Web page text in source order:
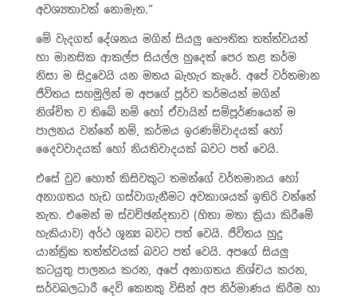
අවශ්‍යතාවක් නොමැත.”
මේ වැදගත් දේශනය මගින් සියලු භෞතික තත්ත්වයන්
හා මානසික ආකල්ප සියල්ල හුදෙක් පෙර කළ කර්ම
නිසා ම සිදුවෙයි යන මතය බැහැර කැරේ. අපේ වර්තමාන
ජීවිතය සහමුලින් ම අපගේ පූර්ව කර්මයන් මගින්
නිශ්චිත ව තිබේ නම් හෝ ඒවායින් සම්පූර්ණයෙන් ම
පාලනය වන්නේ නම්, කර්මය ඉරණම්වාදයක් හෝ
දෛවවාදයක් හෝ නියතිවාදයක් බවට පත් වෙයි.
එසේ වුව හොත් කිසිවකුට තමන්ගේ වර්තමානය හෝ
අනාගතය හැඩ ගස්වාගැනීමට අවකාශයක් ඉතිරි වන්නේ
නැත. එමෙන් ම ස්වච්ඡන්දතාව (හිතා මතා ක්‍රියා කිරීමේ
හැකියාව) අර්ථ ශූන්‍ය බවට පත් වෙයි. ජීවිතය හුදු
යාන්ත්‍රික තත්ත්වයක් බවට පත් වෙයි. අපගේ සියලු
කටයුතු පාලනය කරන, අපේ අනාගතය නිශ්චය කරන,
සර්වබලධාරී දෙවි කෙනකු විසින් අප නිර්මාණය කිරීම හා